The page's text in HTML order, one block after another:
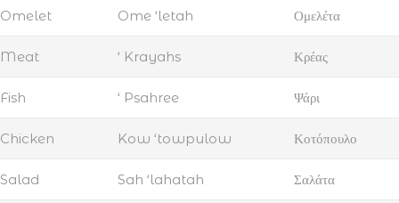
Omelet Ome ‘letah Ομελέτα
Meat ‘ Krayahs Κρέας
Fish ‘ Psahree Ψάρι
Chicken Kow ‘towpulow Κοτόπουλο
Salad Sah ‘lahatah Σαλάτα